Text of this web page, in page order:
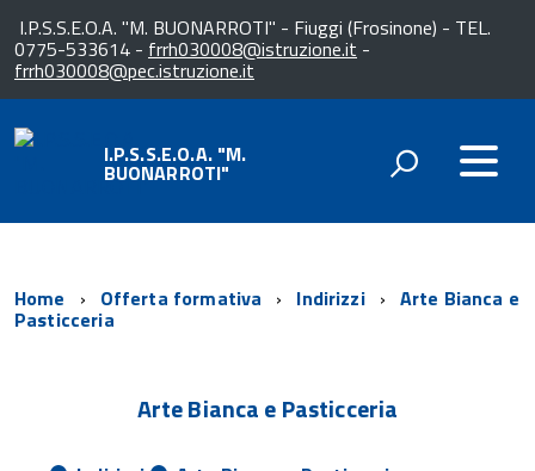
I.P.S.S.E.O.A. "M. BUONARROTI" - Fiuggi (Frosinone) - TEL.
0775-533614 - frrh030008@istruzione.it -
frrh030008@pec.istruzione.it
I.P.S.S.E.O.A. "M.
BUONARROTI"
Home Offerta formativa Indirizzi Arte Bianca e
Pasticceria
Arte Bianca e Pasticceria